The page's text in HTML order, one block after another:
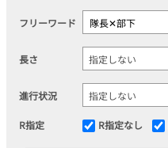
フリーワード
長さ
進行状況
R指定 R指定なし